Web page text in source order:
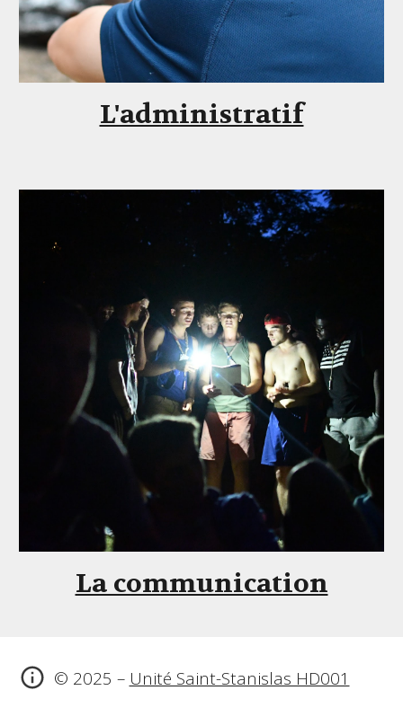
L'administratif
La communication
© 2025 – Unité Saint-Stanislas HD001